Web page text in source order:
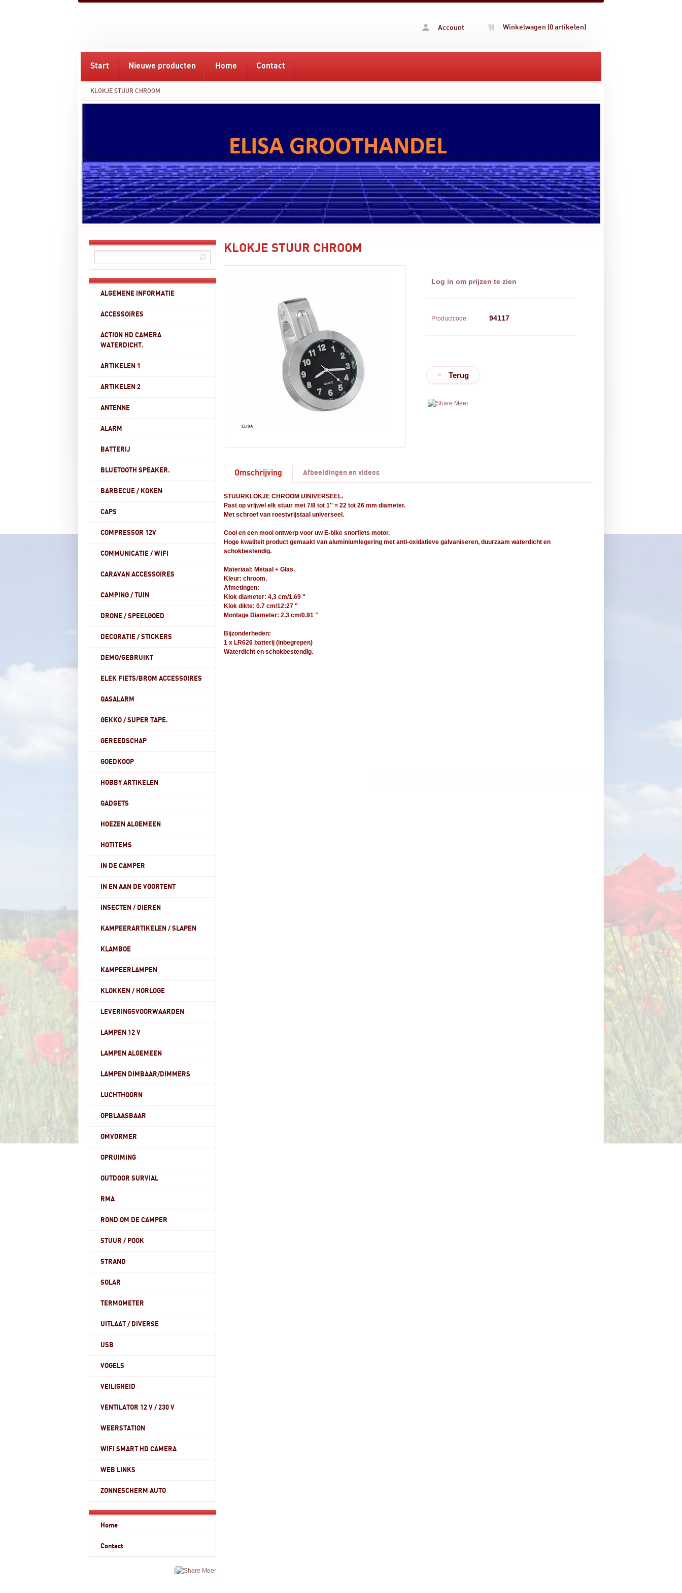
Account Winkelwagen (0 artikelen)
Start Nieuwe producten Home Contact
KLOKJE STUUR CHROOM
ALGEMENE INFORMATIE
ACCESSOIRES
ACTION HD CAMERA
WATERDICHT.
ARTIKELEN 1
ARTIKELEN 2
ANTENNE
ALARM
BATTERIJ
BLUETOOTH SPEAKER.
BARBECUE / KOKEN
CAPS
COMPRESSOR 12V
COMMUNICATIE / WIFI
CARAVAN ACCESSOIRES
CAMPING / TUIN
DRONE / SPEELGOED
DECORATIE / STICKERS
DEMO/GEBRUIKT
ELEK FIETS/BROM ACCESSOIRES
GASALARM
GEKKO / SUPER TAPE.
GEREEDSCHAP
GOEDKOOP
HOBBY ARTIKELEN
GADGETS
HOEZEN ALGEMEEN
HOTITEMS
IN DE CAMPER
IN EN AAN DE VOORTENT
INSECTEN / DIEREN
KAMPEERARTIKELEN / SLAPEN
KLAMBOE
KAMPEERLAMPEN
KLOKKEN / HORLOGE
LEVERINGSVOORWAARDEN
LAMPEN 12 V
LAMPEN ALGEMEEN
LAMPEN DIMBAAR/DIMMERS
LUCHTHOORN
OPBLAASBAAR
OMVORMER
OPRUIMING
OUTDOOR SURVIAL
RMA
ROND OM DE CAMPER
STUUR / POOK
STRAND
SOLAR
TERMOMETER
UITLAAT / DIVERSE
USB
VOGELS
VEILIGHEID
VENTILATOR 12 V / 230 V
WEERSTATION
WIFI SMART HD CAMERA
WEB LINKS
ZONNESCHERM AUTO
Home
Contact
Meer
KLOKJE STUUR CHROOM
Log in om prijzen te zien
Productcode: 94117
Terug
Meer
Omschrijving Afbeeldingen en videos
STUURKLOKJE CHROOM UINIVERSEEL.
Past op vrijwel elk stuur met 7/8 tot 1'' = 22 tot 26 mm diameter.
Met schroef van roestvrijstaal universeel.
Cool en een mooi ontwerp voor uw E-bike snorfiets motor.
Hoge kwaliteit product gemaakt van aluminiumlegering met anti-oxidatieve galvaniseren, duurzaam waterdicht en
schokbestendig.
Materiaal: Metaal + Glas.
Kleur: chroom.
Afmetingen:
Klok diameter: 4,3 cm/1.69 "
Klok dikte: 0.7 cm/12:27 "
Montage Diameter: 2,3 cm/0.91 "
Bijzonderheden:
1 x LR626 batterij (inbegrepen)
Waterdicht en schokbestendig.